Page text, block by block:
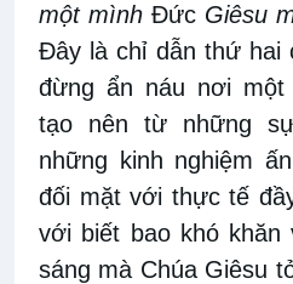
một mình Đức Giêsu
Đây là chỉ dẫn thứ hai
đừng ẩn náu nơi
tạo nên từ những
những kinh nghiệm
đối mặt với thực tế
với biết bao khó khăn
sáng mà Chúa Giêsu